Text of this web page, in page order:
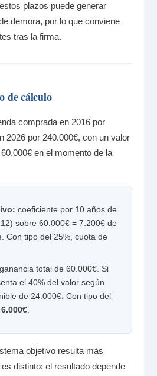
plazos puede generar
demora, por lo que conviene
tras la firma.
de cálculo
comprada en 2016 por
2026 por 240.000€, con un valor
en el momento de la
coeficiente por 10 años de
sobre 60.000€ = 7.200€ de
Con tipo del 25%, cuota de
ganancia total de 60.000€. Si
el 40% del valor según
de 24.000€. Con tipo del
6.000€.
objetivo resulta más
distinto: el resultado depende